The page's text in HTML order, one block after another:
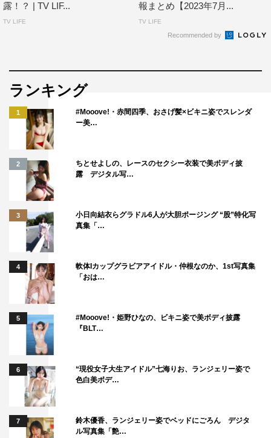
露！？ | TV LIF...
TV LIFE
報まとめ【2023年7月...
TV LIFE
Recommended by
ランキング
1
#Mooove!・赤間四季、おさげ髪×ビキニ姿でスレンダ
ー美…
2
ちとせよしの、レースのセクシー衣装で美ボディ披
露 デジタル写…
3
小日向結衣らグラドル6人が大胆ポージング “股”特化写
真集「…
4
軟体Iカップグラビアアイドル・仲根なのか、1st写真集
「おは…
5
#Mooove!・姫野ひなの、ビキニ姿で美ボディ披露
『BLT…
6
“現役女子大生アイドル”七海りお、ランジェリー姿で
色白美ボデ…
7
鈴木優香、ランジェリー姿でベッドにごろん デジタ
ル写真集「艶…